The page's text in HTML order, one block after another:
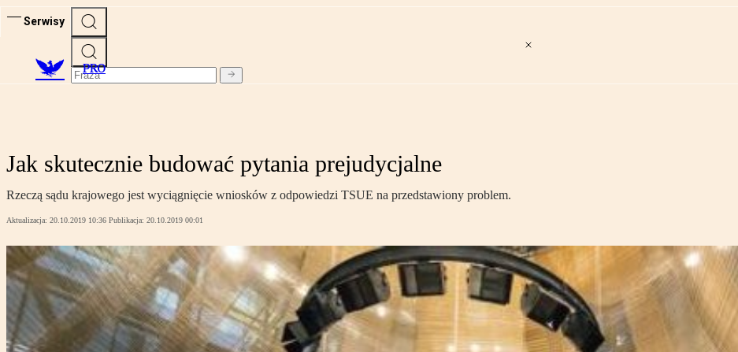
Serwisy
PRO
Jak skutecznie budować pytania prejudycjalne
Rzeczą sądu krajowego jest wyciągnięcie wniosków z odpowiedzi TSUE na przedstawiony problem.
Aktualizacja: 20.10.2019 10:36 Publikacja: 20.10.2019 00:01